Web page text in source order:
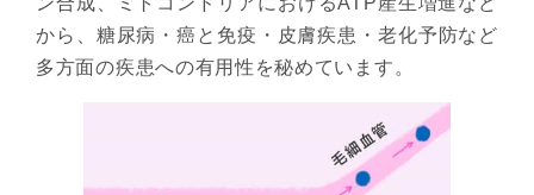
から、糖尿病・癌と免疫・皮膚疾患・老化予防など
多方面の疾患への有用性を秘めています。